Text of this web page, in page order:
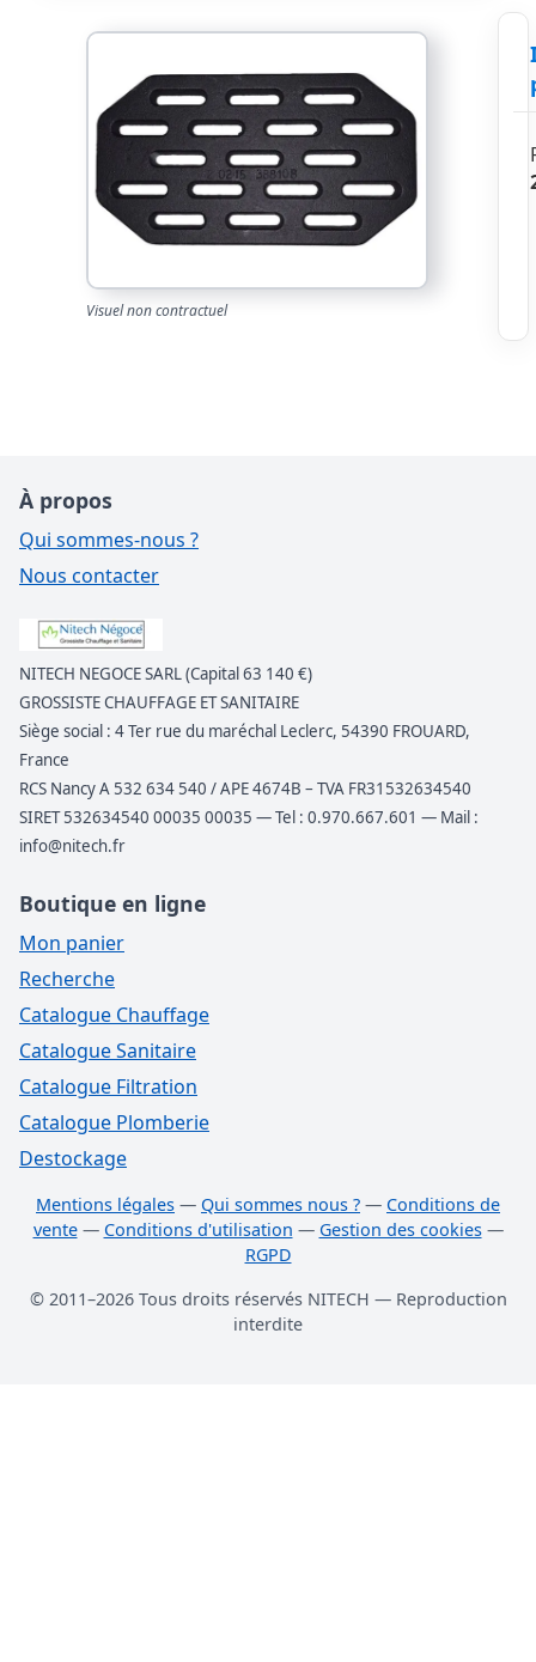
Visuel non contractuel
À propos
Qui sommes-nous ?
Nous contacter
NITECH NEGOCE SARL (Capital 63 140 €)
GROSSISTE CHAUFFAGE ET SANITAIRE
Siège social : 4 Ter rue du maréchal Leclerc, 54390 FROUARD,
France
RCS Nancy A 532 634 540 / APE 4674B – TVA FR31532634540
SIRET 532634540 00035 00035 — Tel : 0.970.667.601 — Mail :
info@nitech.fr
Boutique en ligne
Mon panier
Recherche
Catalogue Chauffage
Catalogue Sanitaire
Catalogue Filtration
Catalogue Plomberie
Destockage
Mentions légales — Qui sommes nous ? — Conditions de
vente— Conditions d'utilisation — Gestion des cookies—
RGPD
© 2011–2026 Tous droits réservés NITECH — Reproduction
interdite